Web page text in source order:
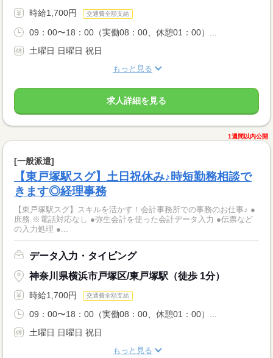
時給1,700円 交通費全額支給
09：00〜18：00（実働08：00、休憩01：00）...
土曜日 日曜日 祝日
もっと見る
求人詳細を見る
1週間以内公開
[一般派遣]
【東戸塚駅スグ】土日祝休み♪時短勤務相談で
きます◎経理事務
【東戸塚駅スグ】スキルを活かす！会計事務所での事務のお仕事♪ ●
庶務 ※電話対応なし ●弥生会計を使った会計データ入力 ●伝票など
の入力処理 ●...
データ入力・タイピング
神奈川県横浜市戸塚区/東戸塚駅（徒歩 1分）
時給1,700円 交通費全額支給
09：00〜18：00（実働08：00、休憩01：00）...
土曜日 日曜日 祝日
もっと見る